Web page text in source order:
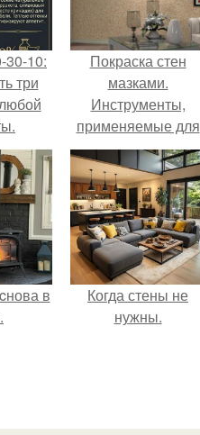
30-10:
три
Покраска стен
мазками.
Инструменты,
применяемые для
декоративной
покраски стен в
квартире
в
Когда стены не
нужны.